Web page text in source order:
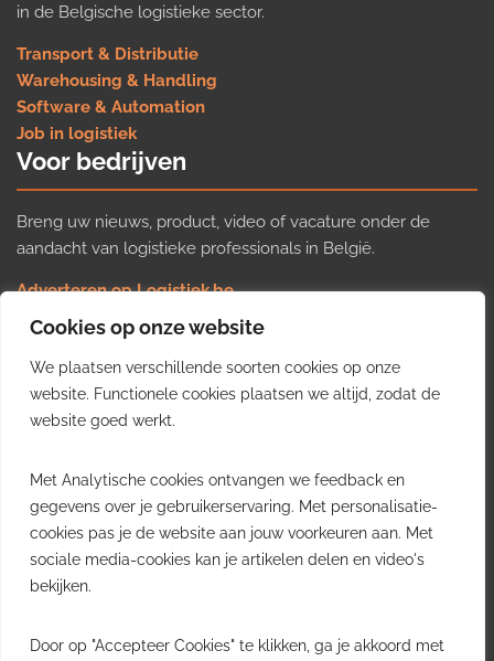
Cookies op onze website
We plaatsen verschillende soorten cookies op onze
website. Functionele cookies plaatsen we altijd, zodat de
website goed werkt.
Met Analytische cookies ontvangen we feedback en
gegevens over je gebruikerservaring. Met personalisatie-
cookies pas je de website aan jouw voorkeuren aan. Met
sociale media-cookies kan je artikelen delen en video's
bekijken.
Door op "Accepteer Cookies" te klikken, ga je akkoord met
in de Belgische logistieke sector.
Transport & Distributie
Warehousing & Handling
Software & Automation
Job in logistiek
Voor bedrijven
Breng uw nieuws, product, video of vacature onder de
aandacht van logistieke professionals in België.
Adverteren op Logistiek.be
Nieuws insturen
Uw video op Logistiek.TV
Job plaatsen
Gratis wekelijkse update
inzichten uit de Belgische logistieke sector in uw inbox.
Ontvang je gratis
wekelijkse update